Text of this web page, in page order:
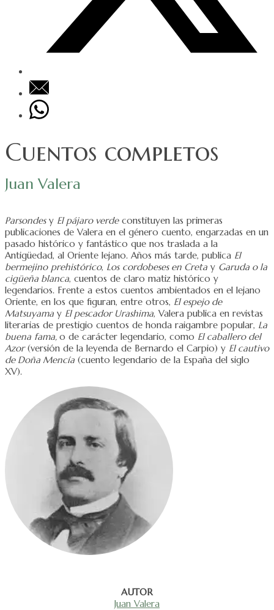
Cuentos completos
Juan Valera
Parsondesy El pájaro verdeconstituyen las primeras
publicaciones de Valera en el género cuento, engarzadas en un
pasado histórico y fantástico que nos traslada a la
Antigüedad, al Oriente lejano. Años más tarde, publica El
bermejino prehistórico, Los cordobeses en Creta y Garuda o la
cigüeña blanca, cuentos de claro matiz histórico y
legendarios. Frente a estos cuentos ambientados en el lejano
Oriente, en los que figuran, entre otros, El espejo de
Matsuyama y El pescador Urashima, Valera publica en revistas
literarias de prestigio cuentos de honda raigambre popular, La
buena fama, o de carácter legendario, como El caballero del
Azor(versión de la leyenda de Bernardo el Carpio) y El cautivo
de Doña Mencía (cuento legendario de la España del siglo
XV).
AUTOR
Juan Valera